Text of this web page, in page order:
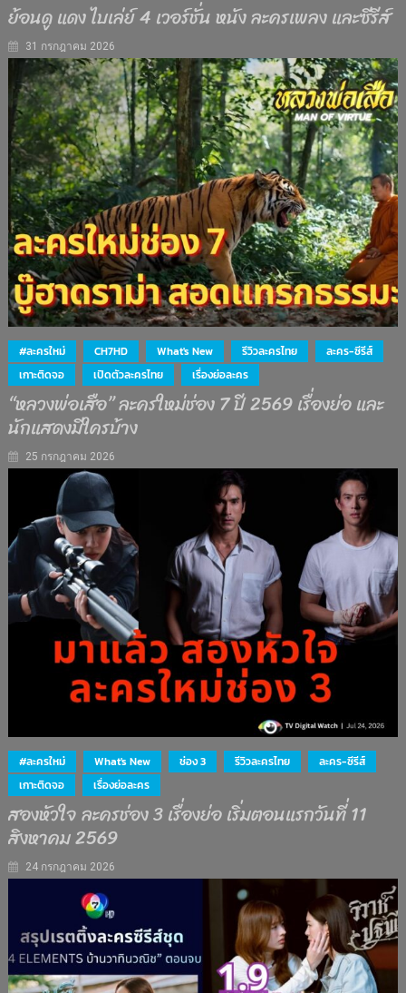
ย้อนดู แดง ไบเล่ย์ 4 เวอร์ชั่น หนัง ละครเพลง และซีรีส์
31 กรกฎาคม 2026
#ละครใหม่ CH7HD What's New รีวิวละครไทย
ละคร-ซีรีส์
เกาะติดจอ
เปิดตัวละครไทย เรื่องย่อละคร
“หลวงพ่อเสือ” ละครใหม่ช่อง 7 ปี 2569 เรื่องย่อ และ
นักแสดงมีใครบ้าง
25 กรกฎาคม 2026
#ละครใหม่ What's New ช่อง 3 รีวิวละครไทย
ละคร-ซีรีส์
เกาะติดจอ
เรื่องย่อละคร
สองหัวใจ ละครช่อง 3 เรื่องย่อ เริ่มตอนแรกวันที่ 11
สิงหาคม 2569
24 กรกฎาคม 2026